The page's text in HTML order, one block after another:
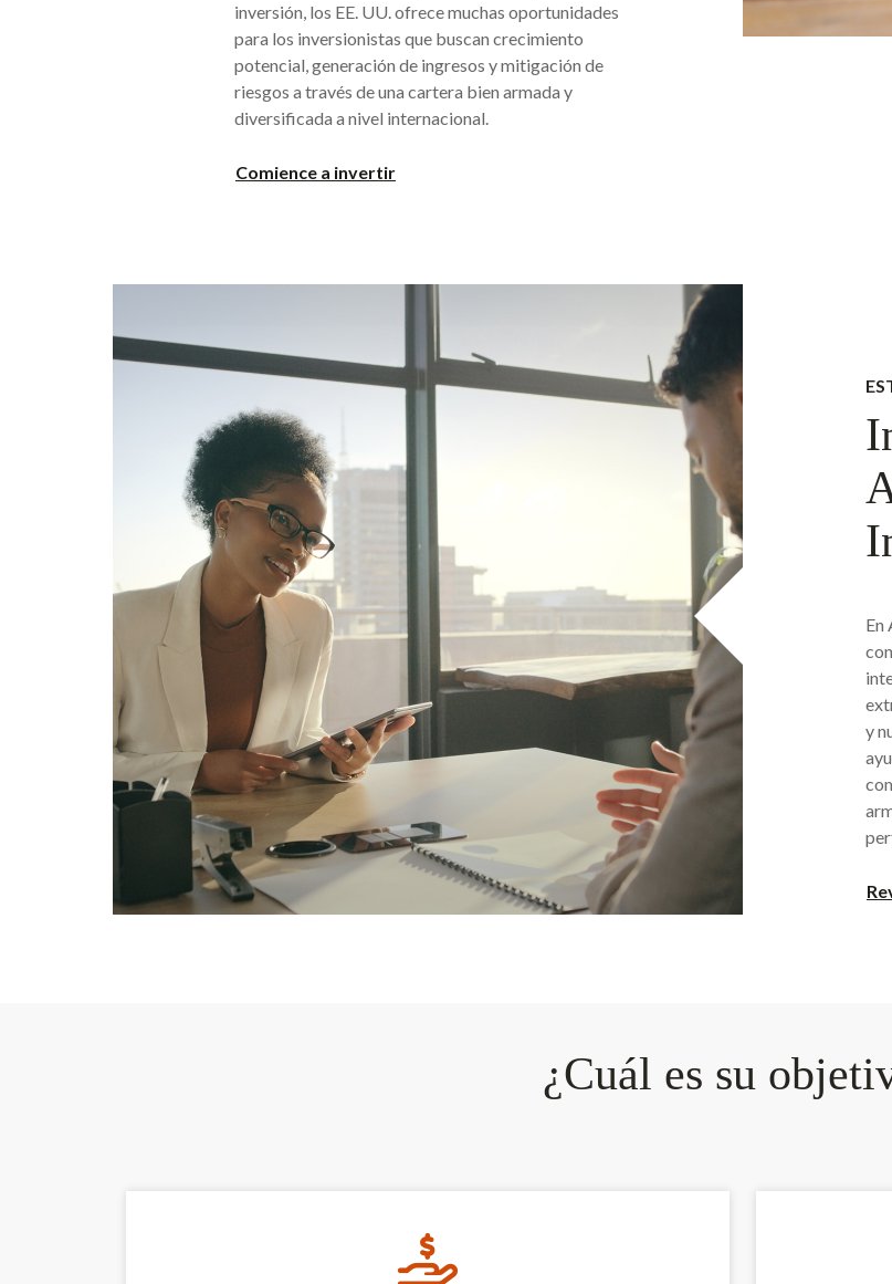
inversión, los EE. UU. ofrece muchas oportunidades
para los inversionistas que buscan crecimiento
potencial, generación de ingresos y mitigación de
riesgos a través de una cartera bien armada y
diversificada a nivel internacional.
Comience a invertir
En
y
¿Cuál es su